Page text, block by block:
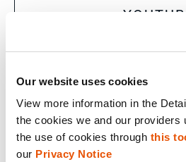
Our website uses cookies
View more information in the
the cookies we and our providers
the use of cookies through this
our Privacy Notice
Vertriebsanfrage
Technische Anfrage